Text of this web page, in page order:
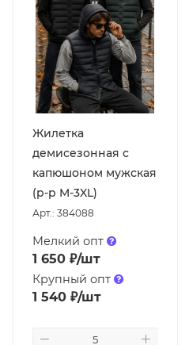
Жилетка
демисезонная с
капюшоном мужская
(р-р M-3XL)
Арт.: 384088
Мелкий опт
1 650 ₽/шт
Крупный опт
1 540 ₽/шт